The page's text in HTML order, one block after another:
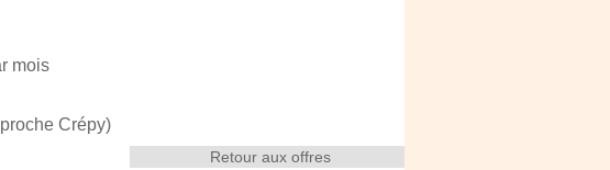
mois
Crépy)
Retour aux offres